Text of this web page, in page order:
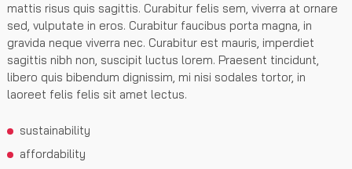
mattis risus quis sagittis. Curabitur felis sem, viverra at ornare
sed, vulputate in eros. Curabitur faucibus porta magna, in
gravida neque viverra nec. Curabitur est mauris, imperdiet
sagittis nibh non, suscipit luctus lorem. Praesent tincidunt,
libero quis bibendum dignissim, mi nisi sodales tortor, in
laoreet felis felis sit amet lectus.
sustainability
affordability